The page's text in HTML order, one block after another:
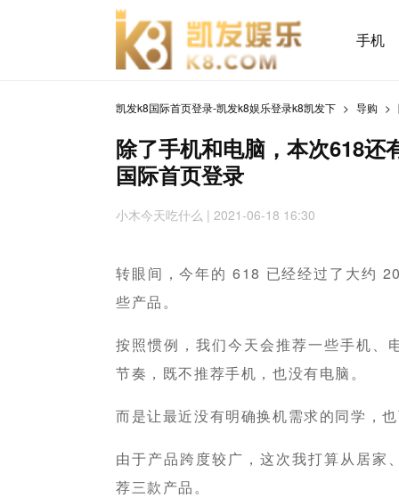
手机
凯发k8国际首页登录-凯发k8娱乐登录k8凯发下 导购
除了手机和电脑，本次618还
国际首页登录
小木今天吃什么 | 2021-06-18 16:30
转眼间，今年的 618 已经经过了大约
些产品。
按照惯例，我们今天会推荐一些手机、
节奏，既不推荐手机，也没有电脑。
而是让最近没有明确换机需求的同学，
由于产品跨度较广，这次我打算从居家
荐三款产品。